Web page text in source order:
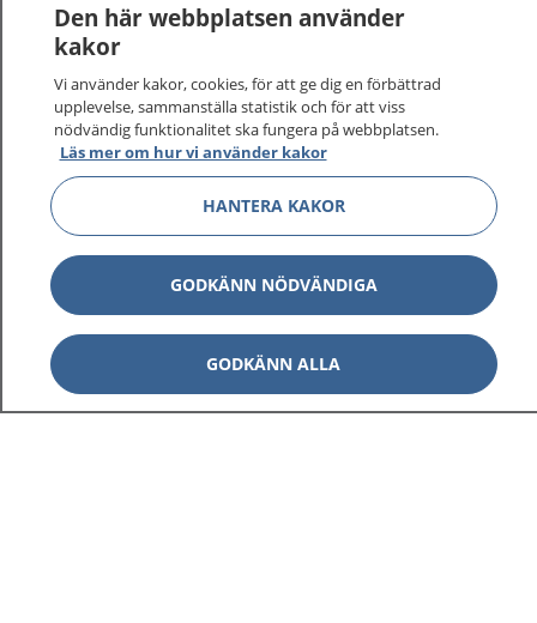
Logga in för att läsa din journal och göra dina
vårdärenden. Ring telefonnummer 1177 för
sjukvårdsrådgivning dygnet runt.
1177 ger dig råd när du vill må bättre.
1177 på flera språk Visa
Om 1177 Visa
Visa
Den här webbplatsen använder
kakor
Vi använder kakor, cookies, för att ge dig en förbättrad
upplevelse, sammanställa statistik och för att viss
nödvändig funktionalitet ska fungera på webbplatsen.
Läs mer om hur vi använder kakor
HANTERA KAKOR
GODKÄNN NÖDVÄNDIGA
GODKÄNN ALLA